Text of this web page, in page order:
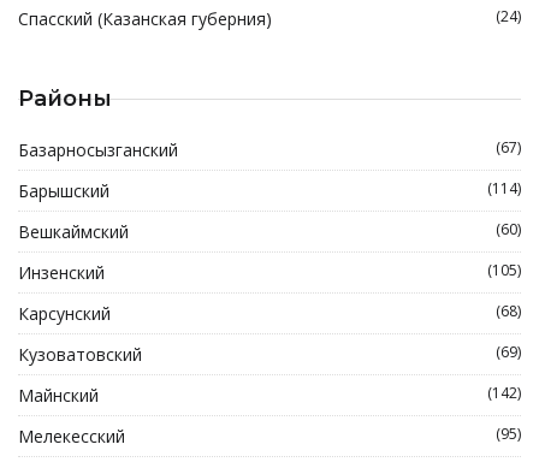
Спасский (Казанская губерния) (24)
Районы
Базарносызганский (67)
Барышский (114)
Вешкаймский (60)
Инзенский (105)
Карсунский (68)
Кузоватовский (69)
Майнский (142)
Мелекесский (95)